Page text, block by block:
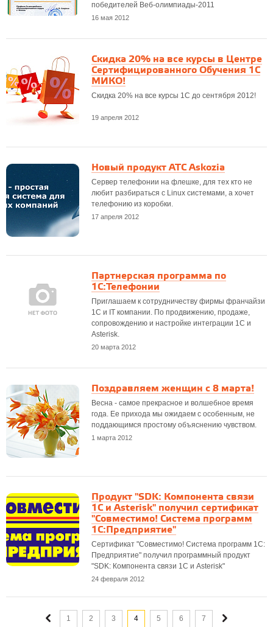
победителей Веб-олимпиады-2011
16 мая 2012
Скидка 20% на все курсы в Центре
Сертифицированного Обучения 1С
МИКО!
Скидка 20% на все курсы 1С до сентября 2012!
19 апреля 2012
Новый продукт АТС Askozia
Сервер телефонии на флешке, для тех кто не
любит разбираться с Linux системами, а хочет
телефонию из коробки.
17 апреля 2012
Партнерская программа по
1С:Телефонии
Приглашаем к сотрудничеству фирмы франчайзи
1С и IT компании. По продвижению, продаже,
сопровождению и настройке интеграции 1С и
Asterisk.
20 марта 2012
Поздравляем женщин с 8 марта!
Весна - самое прекрасное и волшебное время
года. Ее прихода мы ожидаем с особенным, не
поддающимся простому объяснению чувством.
1 марта 2012
Продукт "SDK: Компонента связи
1С и Asterisk" получил сертификат
"Совместимо! Система программ
1С:Предприятие"
Сертификат "Совместимо! Система программ 1С:
Предприятие" получил программный продукт
"SDK: Компонента связи 1С и Asterisk"
24 февраля 2012
1 2 3 4 5 6 7